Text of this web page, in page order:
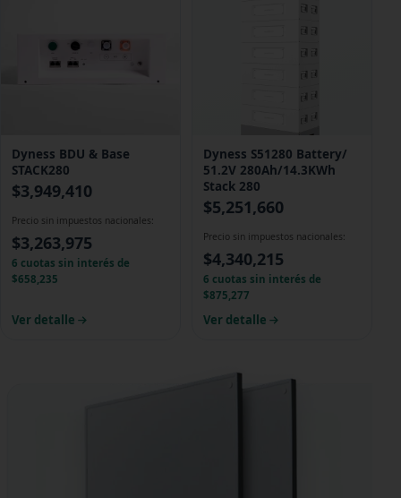
Dyness BDU & Base
STACK280
$3,949,410
Precio sin impuestos nacionales:
$3,263,975
6 cuotas sin interés de
$658,235
Ver detalle
Dyness S51280 Battery/
51.2V 280Ah/14.3KWh
Stack 280
$5,251,660
Precio sin impuestos nacionales:
$4,340,215
6 cuotas sin interés de
$875,277
Ver detalle